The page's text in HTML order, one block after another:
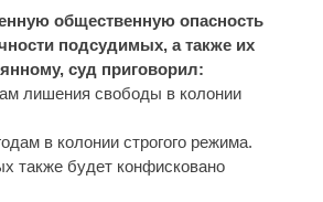
общественную опасность
подсудимых, а также их
суд приговорил:
лишения свободы в колонии
в колонии строгого режима.
также будет конфисковано